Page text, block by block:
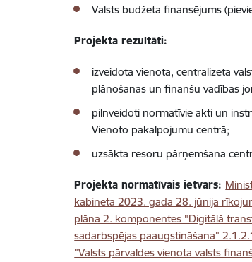
Valsts budžeta finansējums
Projekta rezultāti:
izveidota vienota, centralizēta
plānošanas un finanšu vadības
pilnveidoti normatīvie akti un
Vienoto pakalpojumu centrā;
uzsākta resoru pārņemšana
Projekta normatīvais ietvars:
kabineta 2023. gada 28. jūnija
plāna 2. komponentes "Digitālā
sadarbspējas paaugstināšana"
"Valsts pārvaldes vienota valsts